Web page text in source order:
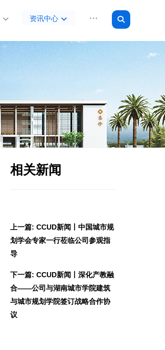
资讯中心
相关新闻
上一篇: CCUD新闻丨中国城市规
划学会专家一行莅临公司参观指
导
下一篇: CCUD新闻丨深化产教融
合——公司与湖南城市学院建筑
与城市规划学院签订战略合作协
议